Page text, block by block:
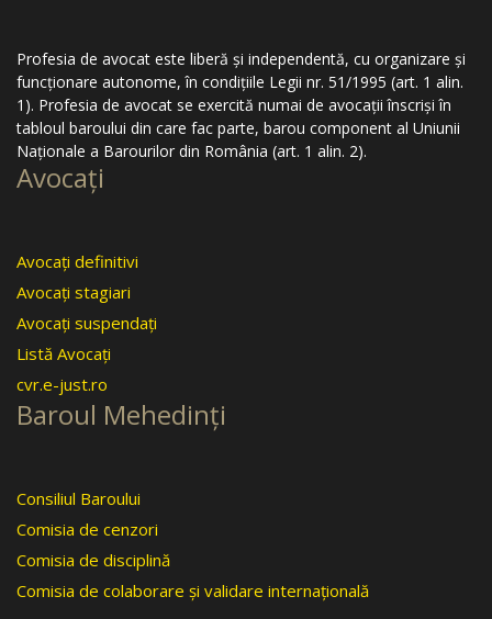
Profesia de avocat este liberă şi independentă, cu organizare şi
funcţionare autonome, în condiţiile Legii nr. 51/1995 (art. 1 alin.
1). Profesia de avocat se exercită numai de avocaţii înscrişi în
tabloul baroului din care fac parte, barou component al Uniunii
Naţionale a Barourilor din România (art. 1 alin. 2).
Avocaţi
Avocaţi definitivi
Avocaţi stagiari
Avocaţi suspendaţi
Listă Avocaţi
cvr.e-just.ro
Baroul Mehedinţi
Consiliul Baroului
Comisia de cenzori
Comisia de disciplină
Comisia de colaborare şi validare internaţională